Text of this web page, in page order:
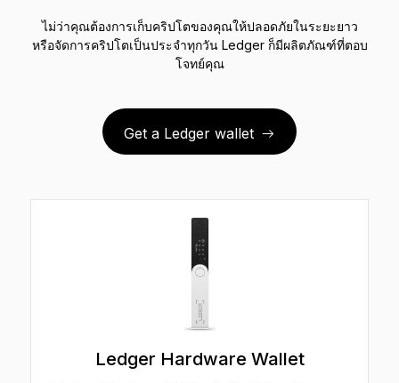
ไม่ว่าคุณต้องการเก็บคริปโตของคุณให้ปลอดภัยในระยะยาว
หรือจัดการคริปโตเป็นประจำทุกวัน Ledger ก็มีผลิตภัณฑ์ที่ตอบ
โจทย์คุณ
Get a Ledger wallet
Ledger Hardware Wallet